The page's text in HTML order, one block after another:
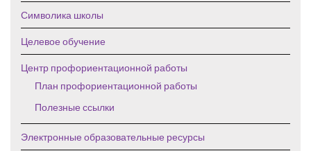
Символика школы
Целевое обучение
Центр профориентационной работы
План профориентационной работы
Полезные ссылки
Электронные образовательные ресурсы